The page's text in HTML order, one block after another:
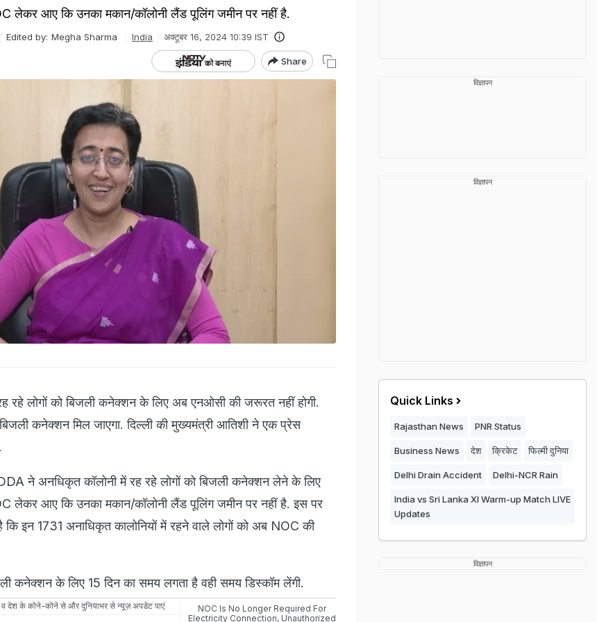
लेकर आए कि उनका मकान/कॉलोनी लैंड पूलिंग जमीन पर नहीं है.
Edited by: Megha Sharma India अक्टूबर 16, 2024 10:39 IST
Share
रहे लोगों को बिजली कनेक्शन के लिए अब एनओसी की जरूरत नहीं होगी.
कनेक्शन मिल जाएगा. दिल्ली की मुख्यमंत्री आतिशी ने एक प्रेस
ने अनधिकृत कॉलोनी में रह रहे लोगों को बिजली कनेक्शन लेने के लिए
लेकर आए कि उनका मकान/कॉलोनी लैंड पूलिंग जमीन पर नहीं है. इस पर
कि इन 1731 अनाधिकृत कालोनियों में रहने वाले लोगों को अब NOC की
कनेक्शन के लिए 15 दिन का समय लगता है वही समय डिस्कॉम लेंगी.
व देश के कोने-कोने से और दुनियाभर से न्यूज़ अपडेट पाएं
NOC Is No Longer Required For
Electricity Connection, Unauthorized
विज्ञापन
विज्ञापन
Quick Links
Rajasthan News PNR Status
Business News देश क्रिकेट फिल्मी दुनिया
Delhi Drain Accident Delhi-NCR Rain
India vs Sri Lanka XI Warm-up Match LIVE
Updates
विज्ञापन